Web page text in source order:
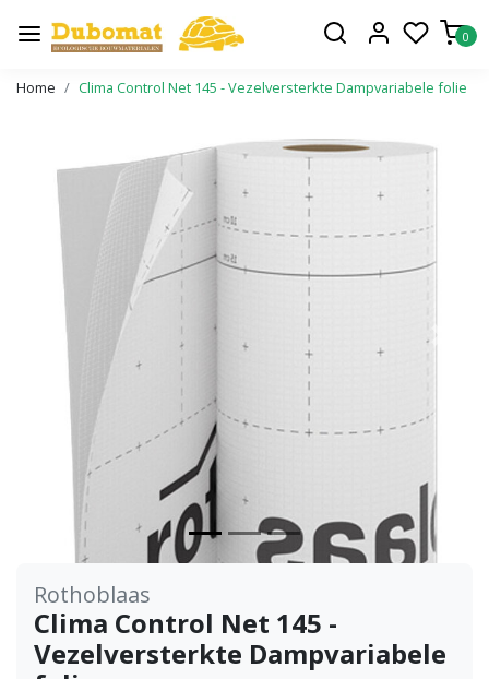
0
Home Clima Control Net 145 - Vezelversterkte Dampvariabele folie
Rothoblaas
Clima Control Net 145 -
Vezelversterkte Dampvariabele